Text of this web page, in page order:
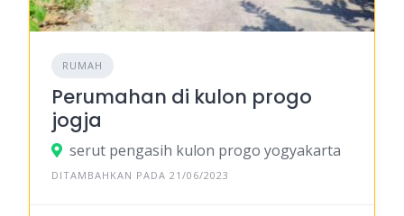
RUMAH
Perumahan di kulon progo
jogja
serut pengasih kulon progo yogyakarta
DITAMBAHKAN PADA 21/06/2023